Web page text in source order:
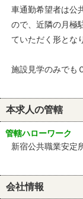
車通勤希望者は公
ので、近隣の月極
ていただく形とな
施設見学のみでも
本求人の管轄
管轄ハローワーク
新宿公共職業安定
会社情報